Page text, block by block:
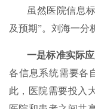
虽然医院信息
及预期”。刘海一分
一是标准实际
各信息系统需要各
此，医院需要投入